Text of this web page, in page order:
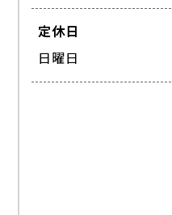
定休日
日曜日